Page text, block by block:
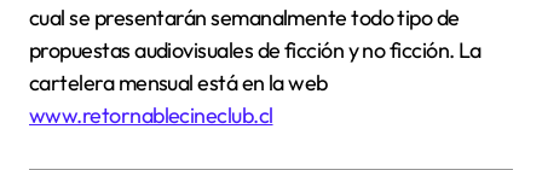
cual se presentarán semanalmente todo tipo de
propuestas audiovisuales de ficción y no ficción. La
cartelera mensual está en la web
www.retornablecineclub.cl